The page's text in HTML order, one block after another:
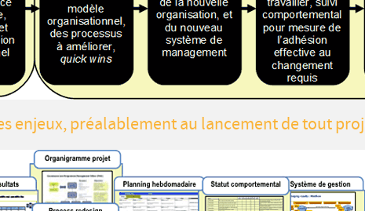
enjeux, préalablement au lancement de tout